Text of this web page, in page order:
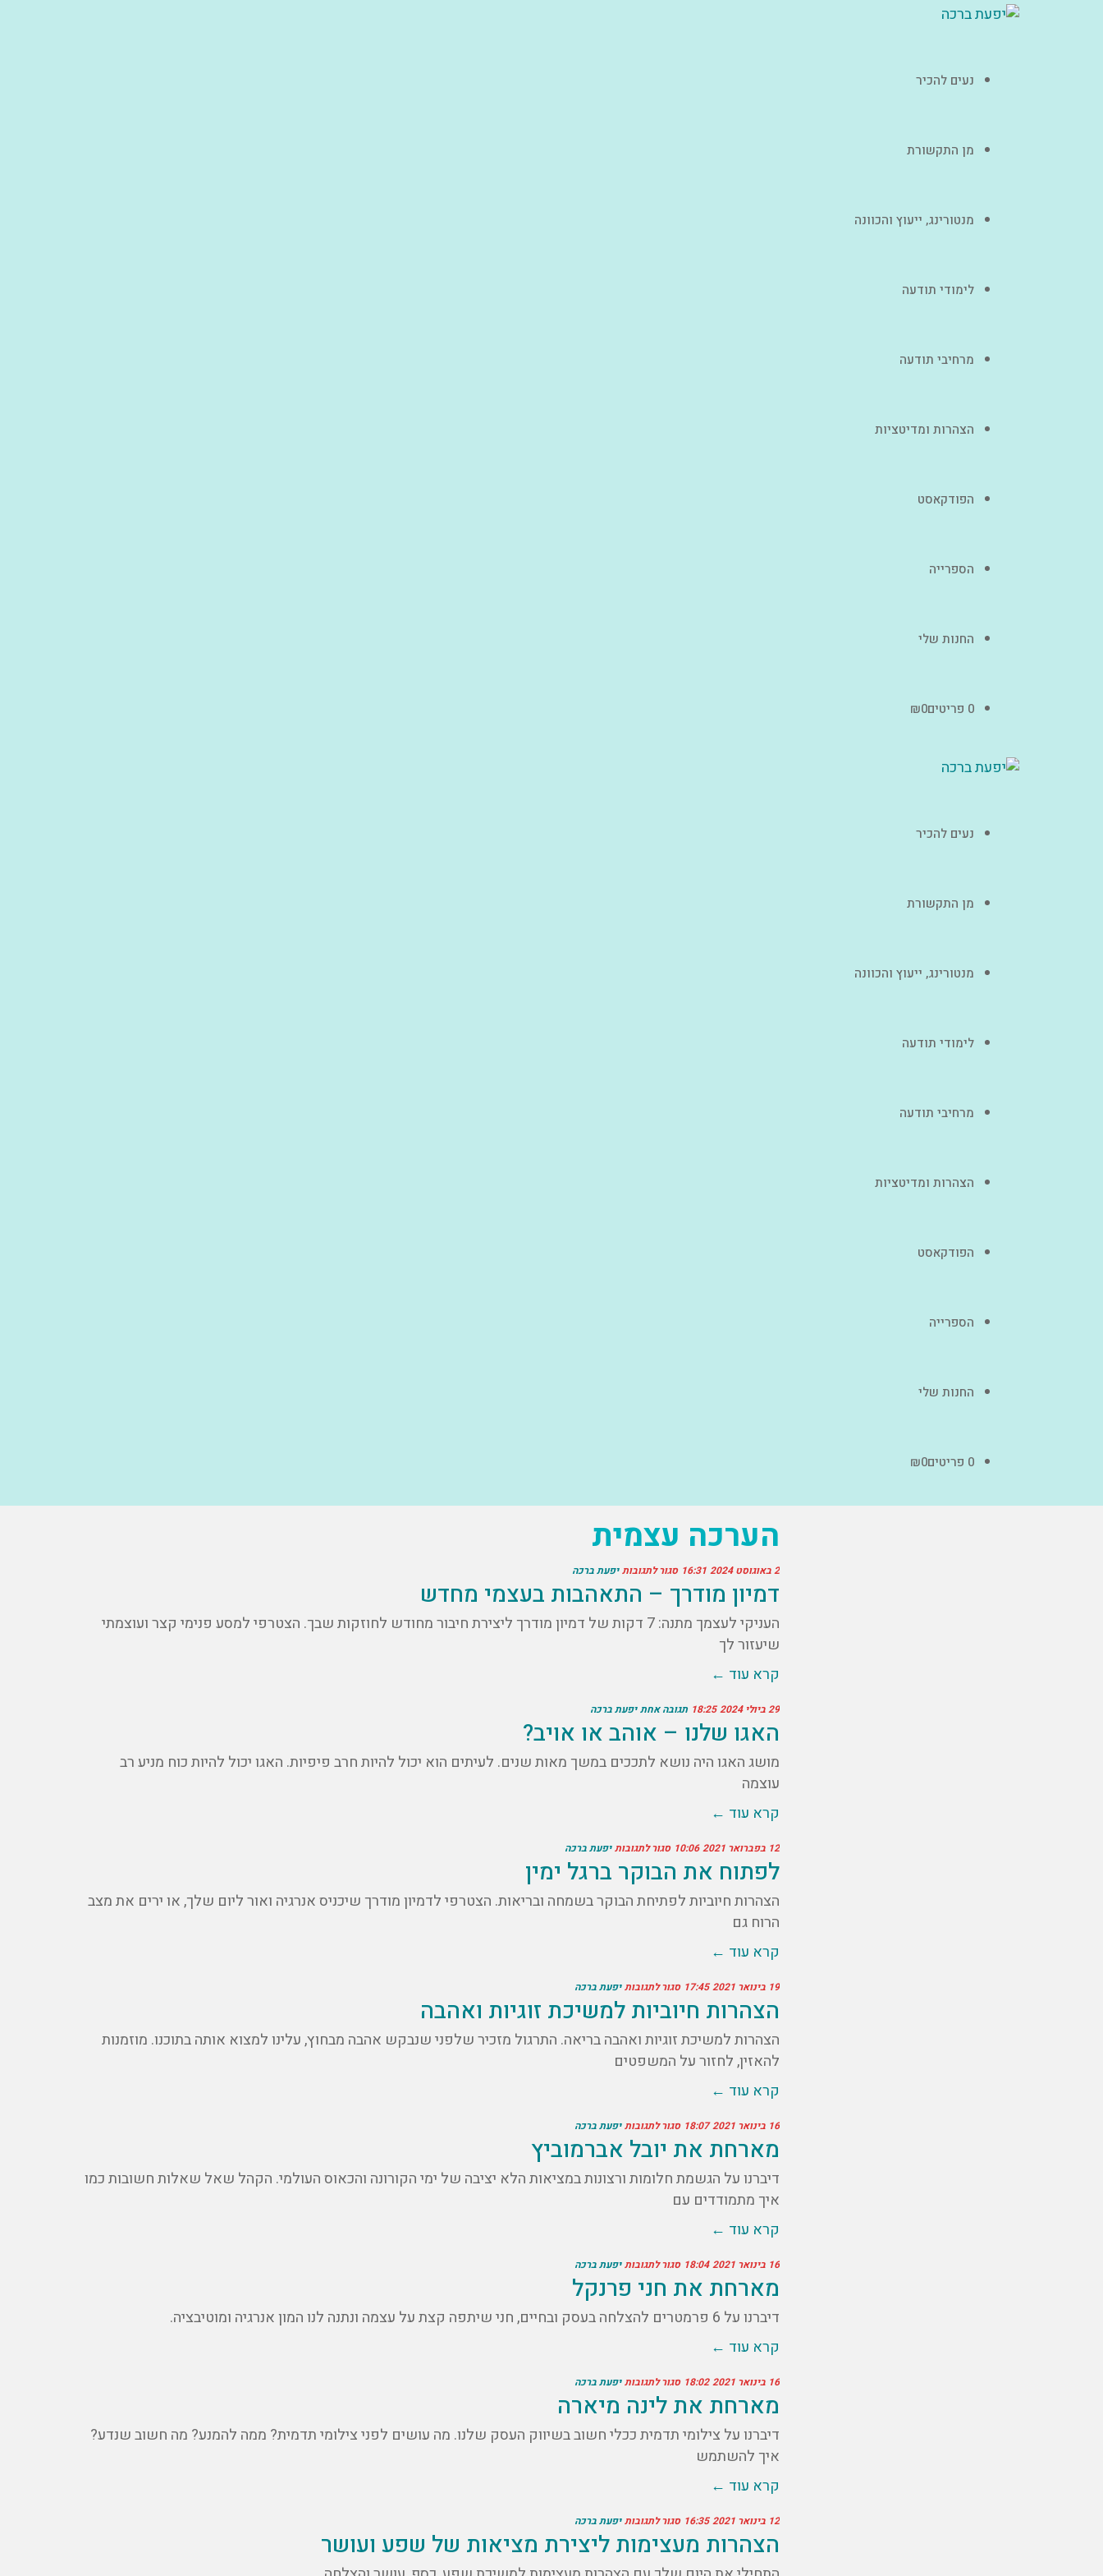
נעים להכיר
מן התקשורת
מנטורינג, ייעוץ והכוונה
לימודי תודעה
מרחיבי תודעה
הצהרות ומדיטציות
הפודקאסט
הספרייה
החנות שלי
0 פריטים ₪0
נעים להכיר
מן התקשורת
מנטורינג, ייעוץ והכוונה
לימודי תודעה
מרחיבי תודעה
הצהרות ומדיטציות
הפודקאסט
הספרייה
החנות שלי
0 פריטים ₪0
הערכה עצמית
2 באוגוסט 2024 16:31 סגור לתגובות יפעת ברכה
דמיון מודרך – התאהבות בעצמי מחדש
העניקי לעצמך מתנה: 7 דקות של דמיון מודרך ליצירת חיבור מחודש לחוזקות שבך. הצטרפי למסע פנימי קצר ועוצמתי
שיעזור לך
קרא עוד ←
29 ביולי 2024 18:25 תגובה אחת יפעת ברכה
האגו שלנו – אוהב או אויב?
מושג האגו היה נושא לתככים במשך מאות שנים. לעיתים הוא יכול להיות חרב פיפיות. האגו יכול להיות כוח מניע רב
עוצמה
קרא עוד ←
12 בפברואר 2021 10:06 סגור לתגובות יפעת ברכה
לפתוח את הבוקר ברגל ימין
הצהרות חיוביות לפתיחת הבוקר בשמחה ובריאות. הצטרפי לדמיון מודרך שיכניס אנרגיה ואור ליום שלך, או ירים את מצב
הרוח גם
קרא עוד ←
19 בינואר 2021 17:45 סגור לתגובות יפעת ברכה
הצהרות חיוביות למשיכת זוגיות ואהבה
הצהרות למשיכת זוגיות ואהבה בריאה. התרגול מזכיר שלפני שנבקש אהבה מבחוץ, עלינו למצוא אותה בתוכנו. מוזמנות
להאזין, לחזור על המשפטים
קרא עוד ←
16 בינואר 2021 18:07 סגור לתגובות יפעת ברכה
מארחת את יובל אברמוביץ
דיברנו על הגשמת חלומות ורצונות במציאות הלא יציבה של ימי הקורונה והכאוס העולמי. הקהל שאל שאלות חשובות כמו
איך מתמודדים עם
קרא עוד ←
16 בינואר 2021 18:04 סגור לתגובות יפעת ברכה
מארחת את חני פרנקל
דיברנו על 6 פרמטרים להצלחה בעסק ובחיים, חני שיתפה קצת על עצמה ונתנה לנו המון אנרגיה ומוטיבציה.
קרא עוד ←
16 בינואר 2021 18:02 סגור לתגובות יפעת ברכה
מארחת את לינה מיארה
דיברנו על צילומי תדמית ככלי חשוב בשיווק העסק שלנו. מה עושים לפני צילומי תדמית? ממה להמנע? מה חשוב שנדע?
איך להשתמש
קרא עוד ←
12 בינואר 2021 16:35 סגור לתגובות יפעת ברכה
הצהרות מעצימות ליצירת מציאות של שפע ועושר